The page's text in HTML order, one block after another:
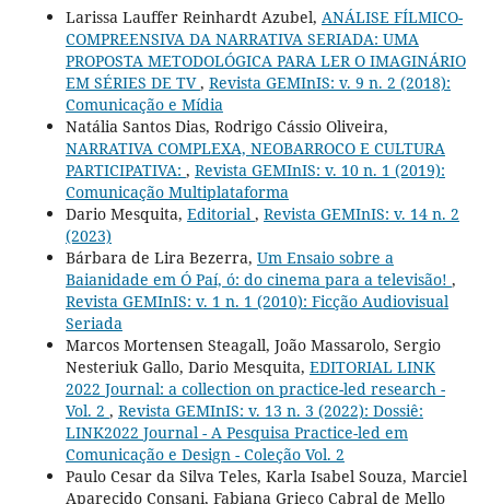
Larissa Lauffer Reinhardt Azubel, ANÁLISE FÍLMICO-
COMPREENSIVA DA NARRATIVA SERIADA: UMA
PROPOSTA METODOLÓGICA PARA LER O IMAGINÁRIO
EM SÉRIES DE TV, Revista GEMInIS: v. 9 n. 2 (2018):
Comunicação e Mídia
Natália Santos Dias, Rodrigo Cássio Oliveira,
NARRATIVA COMPLEXA, NEOBARROCO E CULTURA
PARTICIPATIVA: , Revista GEMInIS: v. 10 n. 1 (2019):
Comunicação Multiplataforma
Dario Mesquita, Editorial , Revista GEMInIS: v. 14 n. 2
(2023)
Bárbara de Lira Bezerra, Um Ensaio sobre a
Baianidade em Ó Paí, ó: do cinema para a televisão! ,
Revista GEMInIS: v. 1 n. 1 (2010): Ficção Audiovisual
Seriada
Marcos Mortensen Steagall, João Massarolo, Sergio
Nesteriuk Gallo, Dario Mesquita, EDITORIAL LINK
2022 Journal: a collection on practice-led research -
Vol. 2 , Revista GEMInIS: v. 13 n. 3 (2022): Dossiê:
LINK2022 Journal - A Pesquisa Practice-led em
Comunicação e Design - Coleção Vol. 2
Paulo Cesar da Silva Teles, Karla Isabel Souza, Marciel
Aparecido Consani, Fabiana Grieco Cabral de Mello